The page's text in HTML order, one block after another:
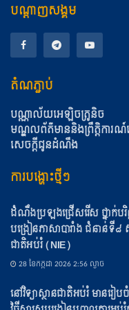
បណ្តាញសង្គម
តំណភ្ជាប់
បណ្ណាល័យអេឡិចត្រូនិច
មណ្ឌលព័ត៌មាននិងព្រឹត្តិការណ៍
សេចក្តីជូនដំណឹង
ការបង្ហោះថ្មីៗ
ដំណឹងប្រឡងជ្រើសរើស ថ្នាក់បរិ
បង្រៀនភាសាបារាំង ជំនាន់ទី៨
ជាតិអប់រំ (NIE)
28 ខែ​កក្កដា 2026 2:56 ល្ងាច
នៅវិទ្យាស្ថានជាតិអប់រំ មានរៀបចំកម្